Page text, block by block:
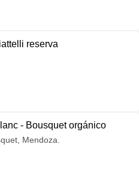
reserva
- Bousquet orgánico
Mendoza.